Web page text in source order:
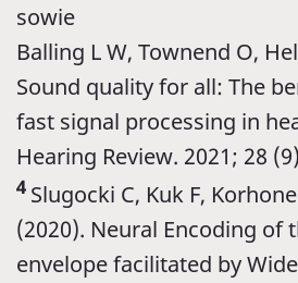
sowie
Balling L W, Townend O,
Sound quality for all: The
fast signal processing in
Hearing Review. 2021; 28
4 Slugocki C, Kuk F,
(2020). Neural Encoding of
envelope facilitated by